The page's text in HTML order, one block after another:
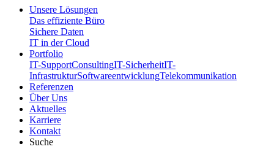
Unsere Lösungen
Das effiziente Büro
Sichere Daten
IT in der Cloud
Portfolio
IT-SupportConsultingIT-SicherheitIT-
InfrastrukturSoftwareentwicklungTelekommunikation
Referenzen
Über Uns
Aktuelles
Karriere
Kontakt
Suche